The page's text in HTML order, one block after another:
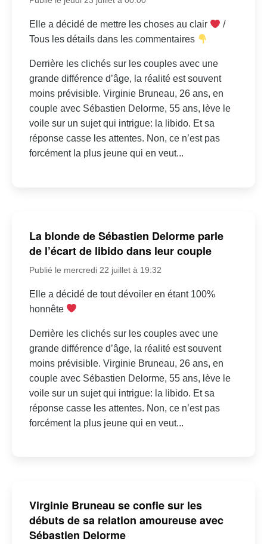
Elle a décidé de mettre les choses au clair
/
Tous les détails dans les commentaires
Derrière les clichés sur les couples avec une
grande différence d’âge, la réalité est souvent
moins prévisible. Virginie Bruneau, 26 ans, en
couple avec Sébastien Delorme, 55 ans, lève le
voile sur un sujet qui intrigue: la libido. Et sa
réponse casse les attentes. Non, ce n’est pas
forcément la plus jeune qui en veut...
La blonde de Sébastien Delorme parle
de l’écart de libido dans leur couple
Publié le mercredi 22 juillet à 19:32
Elle a décidé de tout dévoiler en étant 100%
honnête
Derrière les clichés sur les couples avec une
grande différence d’âge, la réalité est souvent
moins prévisible. Virginie Bruneau, 26 ans, en
couple avec Sébastien Delorme, 55 ans, lève le
voile sur un sujet qui intrigue: la libido. Et sa
réponse casse les attentes. Non, ce n’est pas
forcément la plus jeune qui en veut...
Virginie Bruneau se confie sur les
débuts de sa relation amoureuse avec
Sébastien Delorme